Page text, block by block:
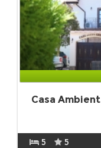
Casa Ambient
5 5